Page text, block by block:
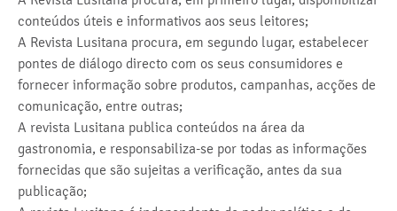
conteúdos úteis e informativos aos seus leitores;
A Revista Lusitana procura, em segundo lugar, estabelecer
pontes de diálogo directo com os seus consumidores e
fornecer informação sobre produtos, campanhas, acções de
comunicação, entre outras;
A revista Lusitana publica conteúdos na área da
gastronomia, e responsabiliza-se por todas as informações
fornecidas que são sujeitas a verificação, antes da sua
publicação;